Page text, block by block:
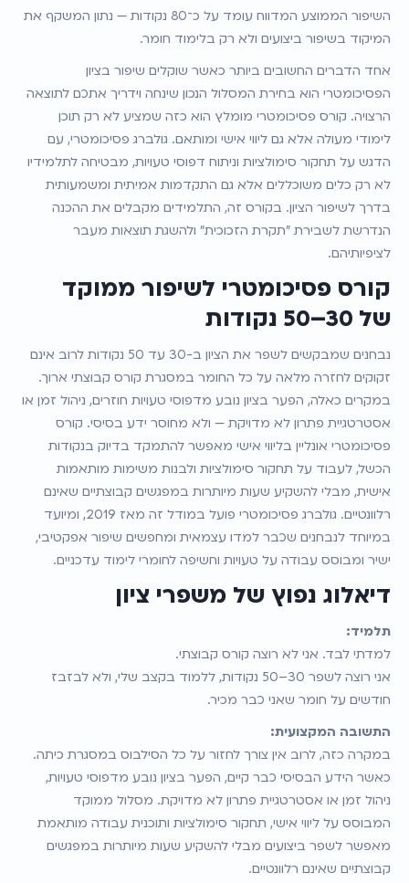
השיפור הממוצע המדווח עומד על כ־80 נקודות — נתון המשקף את
המיקוד בשיפור ביצועים ולא רק בלימוד חומר.
אחד הדברים החשובים ביותר כאשר שוקלים שיפור בציון
הפסיכומטרי הוא בחירת המסלול הנכון שינחה וידריך אתכם לתוצאה
הרצויה. קורס פסיכומטרי מומלץ הוא כזה שמציע לא רק תוכן
לימודי מעולה אלא גם ליווי אישי ומותאם. גולברג פסיכומטרי, עם
הדגש על תחקור סימולציות וניתוח דפוסי טעויות, מבטיחה לתלמידיו
לא רק כלים משוכללים אלא גם התקדמות אמיתית ומשמעותית
בדרך לשיפור הציון. בקורס זה, התלמידים מקבלים את ההכנה
הנדרשת לשבירת "תקרת הזכוכית" ולהשגת תוצאות מעבר
לציפיותיהם.
קורס פסיכומטרי לשיפור ממוקד
של 30–50 נקודות
נבחנים שמבקשים לשפר את הציון ב-30 עד 50 נקודות לרוב אינם
זקוקים לחזרה מלאה על כל החומר במסגרת קורס קבוצתי ארוך.
במקרים כאלה, הפער בציון נובע מדפוסי טעויות חוזרים, ניהול זמן או
אסטרטגיית פתרון לא מדויקת — ולא מחוסר ידע בסיסי. קורס
פסיכומטרי אונליין בליווי אישי מאפשר להתמקד בדיוק בנקודות
הכשל, לעבוד על תחקור סימולציות ולבנות משימות מותאמות
אישית, מבלי להשקיע שעות מיותרות במפגשים קבוצתיים שאינם
רלוונטיים. גולברג פסיכומטרי פועל במודל זה מאז 2019, ומיועד
במיוחד לנבחנים שכבר למדו עצמאית ומחפשים שיפור אפקטיבי,
ישיר ומבוסס עבודה על טעויות וחשיפה לחומרי לימוד עדכניים.
דיאלוג נפוץ של משפרי ציון
תלמיד:
למדתי לבד. אני לא רוצה קורס קבוצתי.
אני רוצה לשפר 30–50 נקודות, ללמוד בקצב שלי, ולא לבזבז
חודשים על חומר שאני כבר מכיר.
התשובה המקצועית:
במקרה כזה, לרוב אין צורך לחזור על כל הסילבוס במסגרת כיתה.
כאשר הידע הבסיסי כבר קיים, הפער בציון נובע מדפוסי טעויות,
ניהול זמן או אסטרטגיית פתרון לא מדויקת. מסלול ממוקד
המבוסס על ליווי אישי, תחקור סימולציות ותוכנית עבודה מותאמת
מאפשר לשפר ביצועים מבלי להשקיע שעות מיותרות במפגשים
קבוצתיים שאינם רלוונטיים.